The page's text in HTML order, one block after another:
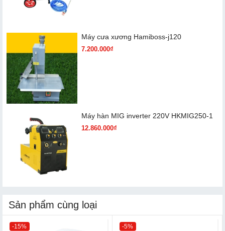
Máy cưa xương Hamiboss-j120
7.200.000₫
Máy hàn MIG inverter 220V HKMIG250-1
12.860.000₫
Sản phẩm cùng loại
-15% -5%